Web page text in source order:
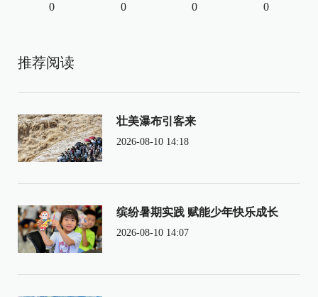
0 0 0 0
推荐阅读
壮美瀑布引客来
2026-08-10 14:18
缤纷暑期实践 赋能少年快乐成长
2026-08-10 14:07